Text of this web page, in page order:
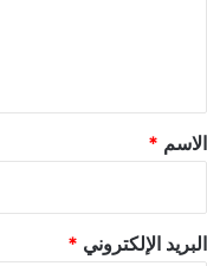
*
الاسم *
البريد الإلكتروني *